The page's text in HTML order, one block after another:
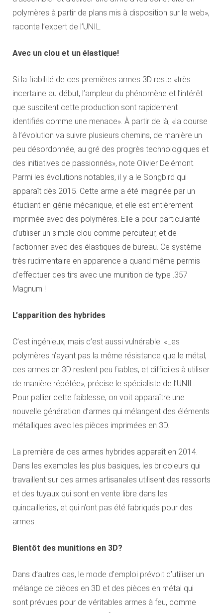
polymères à partir de plans mis à disposition sur le web»,
raconte l’expert de l’UNIL.
Avec un clou et un élastique!
Si la fiabilité de ces premières armes 3D reste «très
incertaine au début, l’ampleur du phénomène et l’intérêt
que suscitent cette production sont rapidement
identifiés comme une menace». À partir de là, «la course
à l’évolution va suivre plusieurs chemins, de manière un
peu désordonnée, au gré des progrès technologiques et
des initiatives de passionnés», note Olivier Delémont.
Parmi les évolutions notables, il y a le Songbird qui
apparaît dès 2015. Cette arme a été imaginée par un
étudiant en génie mécanique, et elle est entièrement
imprimée avec des polymères. Elle a pour particularité
d’utiliser un simple clou comme percuteur, et de
l’actionner avec des élastiques de bureau. Ce système
très rudimentaire en apparence a quand même permis
d’effectuer des tirs avec une munition de type .357
Magnum !
L’apparition des hybrides
C’est ingénieux, mais c’est aussi vulnérable. «Les
polymères n’ayant pas la même résistance que le métal,
ces armes en 3D restent peu fiables, et difficiles à utiliser
de manière répétée», précise le spécialiste de l’UNIL.
Pour pallier cette faiblesse, on voit apparaître une
nouvelle génération d’armes qui mélangent des éléments
métalliques avec les pièces imprimées en 3D.
La première de ces armes hybrides apparaît en 2014.
Dans les exemples les plus basiques, les bricoleurs qui
travaillent sur ces armes artisanales utilisent des ressorts
et des tuyaux qui sont en vente libre dans les
quincailleries, et qui n’ont pas été fabriqués pour des
armes.
Bientôt des munitions en 3D?
Dans d’autres cas, le mode d’emploi prévoit d’utiliser un
mélange de pièces en 3D et des pièces en métal qui
sont prévues pour de véritables armes à feu, comme